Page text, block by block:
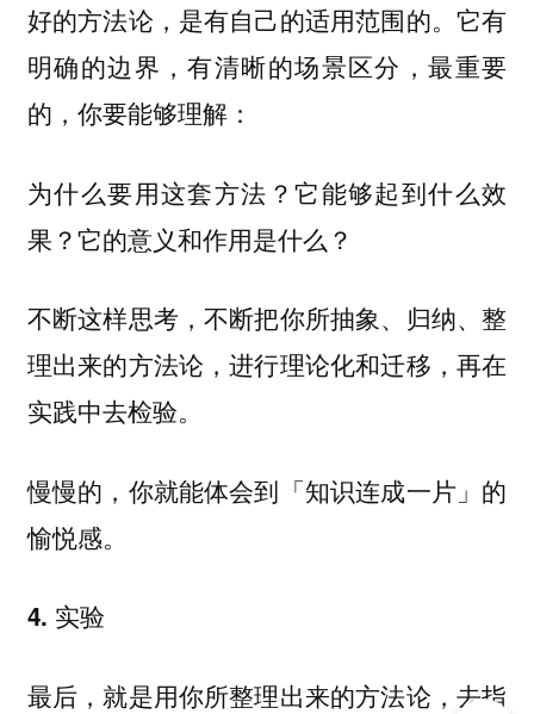
好的方法论，是有自己的适用范围的。它有
明确的边界，有清晰的场景区分，最重要
的，你要能够理解：
为什么要用这套方法？它能够起到什么效
果？它的意义和作用是什么？
不断这样思考，不断把你所抽象、归纳、整
理出来的方法论，进行理论化和迁移，再在
实践中去检验。
慢慢的，你就能体会到「知识连成一片」的
愉悦感。
4. 实验
最后，就是用你所整理出来的方法论，去指